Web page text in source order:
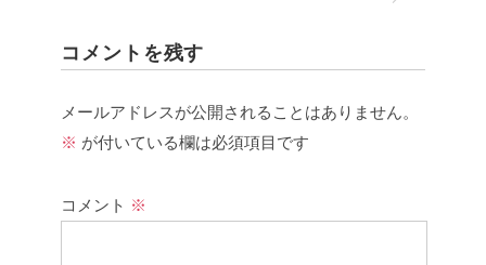
コメントを残す
メールアドレスが公開されることはありません。
※ が付いている欄は必須項目です
コメント ※